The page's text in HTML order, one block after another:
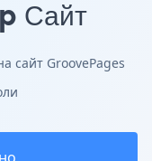
Сайт
сайт GroovePages